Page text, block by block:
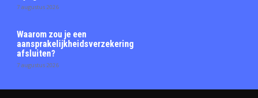
7 augustus 2026
Waarom zou je een
aansprakelijkheidsverzekering
afsluiten?
7 augustus 2026